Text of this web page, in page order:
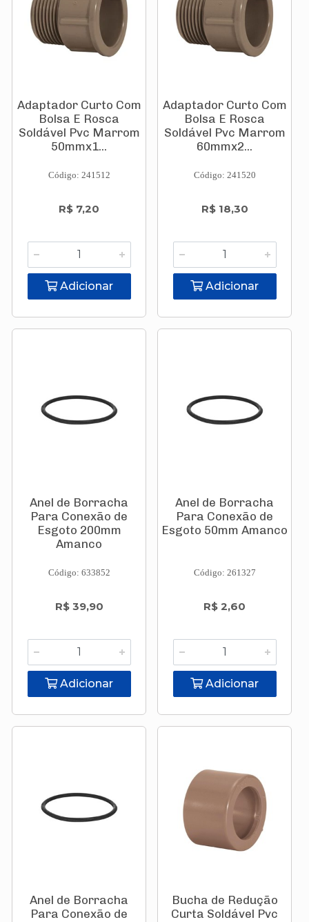
Adaptador Curto Com
Bolsa E Rosca
Soldável Pvc Marrom
50mmx1...
Código: 241512
R$ 7,20
Adicionar
Adaptador Curto Com
Bolsa E Rosca
Soldável Pvc Marrom
60mmx2...
Código: 241520
R$ 18,30
Adicionar
Anel de Borracha
Para Conexão de
Esgoto 200mm
Amanco
Código: 633852
R$ 39,90
Adicionar
Anel de Borracha
Para Conexão de
Esgoto 50mm Amanco
Código: 261327
R$ 2,60
Adicionar
Anel de Borracha
Para Conexão de
Bucha de Redução
Curta Soldável Pvc